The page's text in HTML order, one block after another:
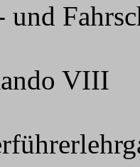
und
VIII